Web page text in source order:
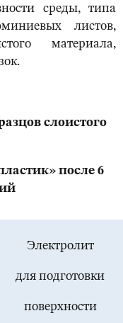
среды, типа
листов,
материала,
слоистого
после 6
Электролит
для подготовки
поверхности